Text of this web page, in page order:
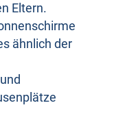
Eltern.
ähnlich der